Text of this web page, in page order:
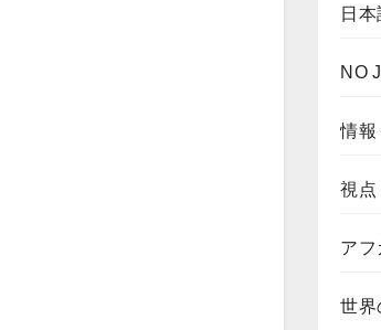
日本
NO
情報
視点
アフ
世界